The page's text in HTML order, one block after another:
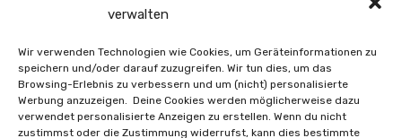
verwalten
Wir verwenden Technologien wie Cookies, um Geräteinformationen zu
speichern und/oder darauf zuzugreifen. Wir tun dies, um das
Browsing-Erlebnis zu verbessern und um (nicht) personalisierte
Werbung anzuzeigen. Deine Cookies werden möglicherweise dazu
verwendet personalisierte Anzeigen zu erstellen. Wenn du nicht
zustimmst oder die Zustimmung widerrufst, kann dies bestimmte
Upcycling
Stroh flechten
Weihnachten